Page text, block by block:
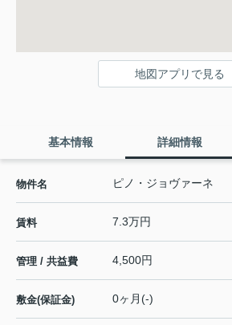
地図アプリで見る
基本情報 詳細情報
物件名 ピノ・ジョヴァーネ
賃料 7.3万円
管理 / 共益費 4,500円
敷金(保証金) 0ヶ月(-)